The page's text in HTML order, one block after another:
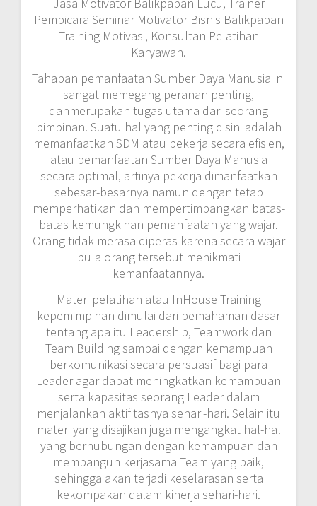
Pembicara Seminar Motivator Bisnis Balikpapan
Training Motivasi, Konsultan Pelatihan
Karyawan.
Tahapan pemanfaatan Sumber Daya Manusia ini
sangat memegang peranan penting,
danmerupakan tugas utama dari seorang
pimpinan. Suatu hal yang penting disini adalah
memanfaatkan SDM atau pekerja secara efisien,
atau pemanfaatan Sumber Daya Manusia
secara optimal, artinya pekerja dimanfaatkan
sebesar-besarnya namun dengan tetap
memperhatikan dan mempertimbangkan batas-
batas kemungkinan pemanfaatan yang wajar.
Orang tidak merasa diperas karena secara wajar
pula orang tersebut menikmati
kemanfaatannya.
Materi pelatihan atau InHouse Training
kepemimpinan dimulai dari pemahaman dasar
tentang apa itu Leadership, Teamwork dan
Team Building sampai dengan kemampuan
berkomunikasi secara persuasif bagi para
Leader agar dapat meningkatkan kemampuan
serta kapasitas seorang Leader dalam
menjalankan aktifitasnya sehari-hari. Selain itu
materi yang disajikan juga mengangkat hal-hal
yang berhubungan dengan kemampuan dan
membangun kerjasama Team yang baik,
sehingga akan terjadi keselarasan serta
kekompakan dalam kinerja sehari-hari.